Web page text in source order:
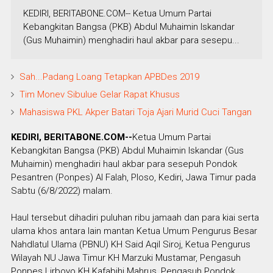
KEDIRI, BERITABONE.COM-- Ketua Umum Partai
Kebangkitan Bangsa (PKB) Abdul Muhaimin Iskandar
(Gus Muhaimin) menghadiri haul akbar para sesepu...
Sah...Padang Loang Tetapkan APBDes 2019
Tim Monev Sibulue Gelar Rapat Khusus
Mahasiswa PKL Akper Batari Toja Ajari Murid Cuci Tangan
KEDIRI, BERITABONE.COM--Ketua Umum Partai
Kebangkitan Bangsa (PKB) Abdul Muhaimin Iskandar (Gus
Muhaimin) menghadiri haul akbar para sesepuh Pondok
Pesantren (Ponpes) Al Falah, Ploso, Kediri, Jawa Timur pada
Sabtu (6/8/2022) malam.
Haul tersebut dihadiri puluhan ribu jamaah dan para kiai serta
ulama khos antara lain mantan Ketua Umum Pengurus Besar
Nahdlatul Ulama (PBNU) KH Said Aqil Siroj, Ketua Pengurus
Wilayah NU Jawa Timur KH Marzuki Mustamar, Pengasuh